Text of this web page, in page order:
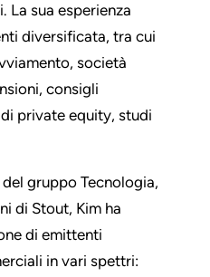
La sua esperienza
diversificata, tra cui
società
consigli
private equity, studi
gruppo Tecnologia,
di Stout, Kim ha
di emittenti
in vari spettri: